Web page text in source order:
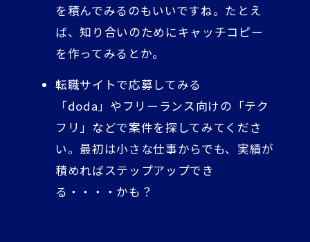
を積んでみるのもいいですね。たとえ
ば、知り合いのためにキャッチコピー
を作ってみるとか。
転職サイトで応募してみる
「doda」やフリーランス向けの「テク
フリ」などで案件を探してみてくださ
い。最初は小さな仕事からでも、実績が
積めればステップアップでき
る・・・・かも？